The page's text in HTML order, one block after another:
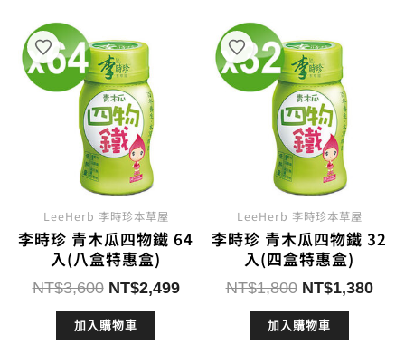
LeeHerb 李時珍本草屋
李時珍 青木瓜四物鐵 64
入(八盒特惠盒)
NT$3,600 原
始
價
NT$2,499目
加入購物車
LeeHerb 李時珍本草屋
李時珍 青木瓜四物鐵 32
入(四盒特惠盒)
NT$1,800 原
始
價
NT$1,380目
加入購物車